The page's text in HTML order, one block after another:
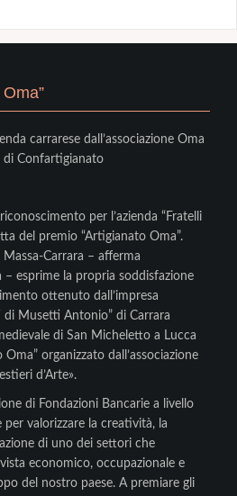
carrarese dall’associazione Oma
di Confartigianato
per l’azienda “Fratelli
del premio “Artigianato Oma”.
Carrara – afferma
– esprime la propria soddisfazione
ottenuto dall’impresa
di Musetti Antonio” di Carrara
di San Micheletto a Lucca
organizzato dall’associazione
d’Arte».
di Fondazioni Bancarie a livello
per valorizzare la creatività, la
di uno dei settori che
economico, occupazionale e
del nostro paese. A premiare gli